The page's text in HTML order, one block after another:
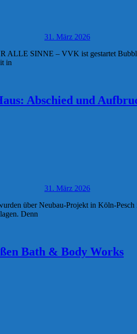
31. März 2026
SINNE – VVK ist gestartet Bubble
in
Abschied und
31. März 2026
über Neubau-Projekt in Köln-
Denn
Bath & Body Works